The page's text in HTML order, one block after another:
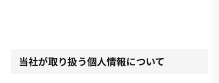
当社が取り扱う個人情報について